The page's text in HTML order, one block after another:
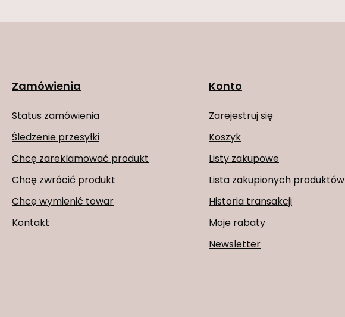
Zamówienia
Status zamówienia
Śledzenie przesyłki
Chcę zareklamować produkt
Chcę zwrócić produkt
Chcę wymienić towar
Kontakt
Konto
Zarejestruj się
Koszyk
Listy zakupowe
Lista zakupionych produktów
Historia transakcji
Moje rabaty
Newsletter